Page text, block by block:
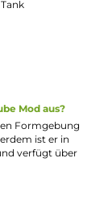
Leistung und
bis 24.0 mm